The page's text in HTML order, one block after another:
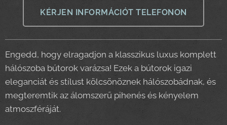
KÉRJEN INFORMÁCIÓT TELEFONON
Engedd, hogy elragadjon a klasszikus luxus komplett
hálószoba bútorok varázsa! Ezek a bútorok igazi
eleganciát és stílust kölcsönöznek hálószobádnak, és
megteremtik az álomszerű pihenés és kényelem
atmoszféráját.